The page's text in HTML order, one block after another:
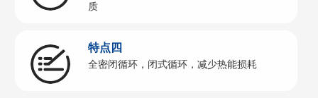
质
特点四
全密闭循环，闭式循环，减少热能损耗